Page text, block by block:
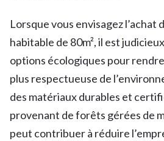
Lorsque vous envisagez l’achat
habitable de 80m², il est
options écologiques pour
plus respectueuse de
des matériaux durables et
provenant de forêts gérées de
peut contribuer à réduire